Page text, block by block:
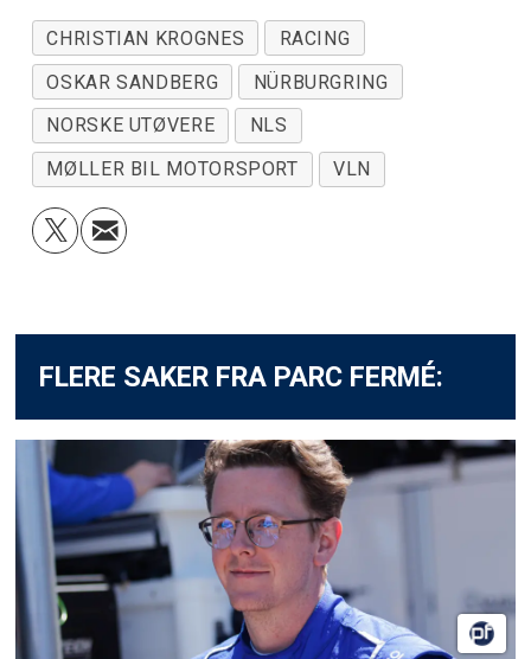
CHRISTIAN KROGNES
RACING
OSKAR SANDBERG
NÜRBURGRING
NORSKE UTØVERE
NLS
MØLLER BIL MOTORSPORT
VLN
FLERE SAKER FRA PARC FERMÉ: